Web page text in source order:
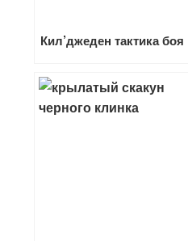
Кил’джеден тактика боя